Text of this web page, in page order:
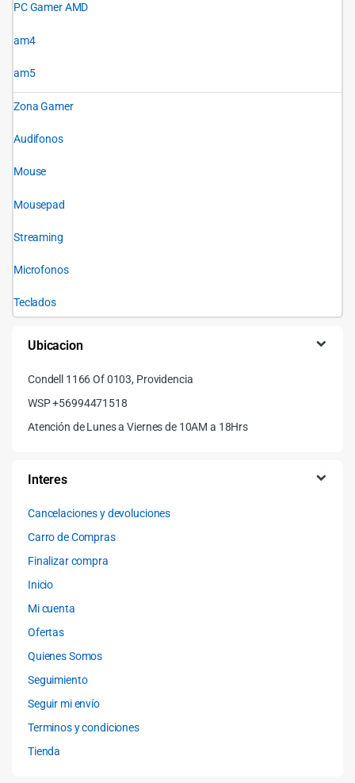
PC Gamer AMD
am4
am5
Zona Gamer
Audifonos
Mouse
Mousepad
Streaming
Microfonos
Teclados
Ubicacion
Condell 1166 Of 0103, Providencia
WSP +56994471518
Atención de Lunes a Viernes de 10AM a 18Hrs
Interes
Cancelaciones y devoluciones
Carro de Compras
Finalizar compra
Inicio
Mi cuenta
Ofertas
Quienes Somos
Seguimiento
Seguir mi envío
Terminos y condiciones
Tienda